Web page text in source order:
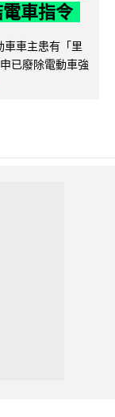
車指令
車車主患有「里
已廢除電動車強